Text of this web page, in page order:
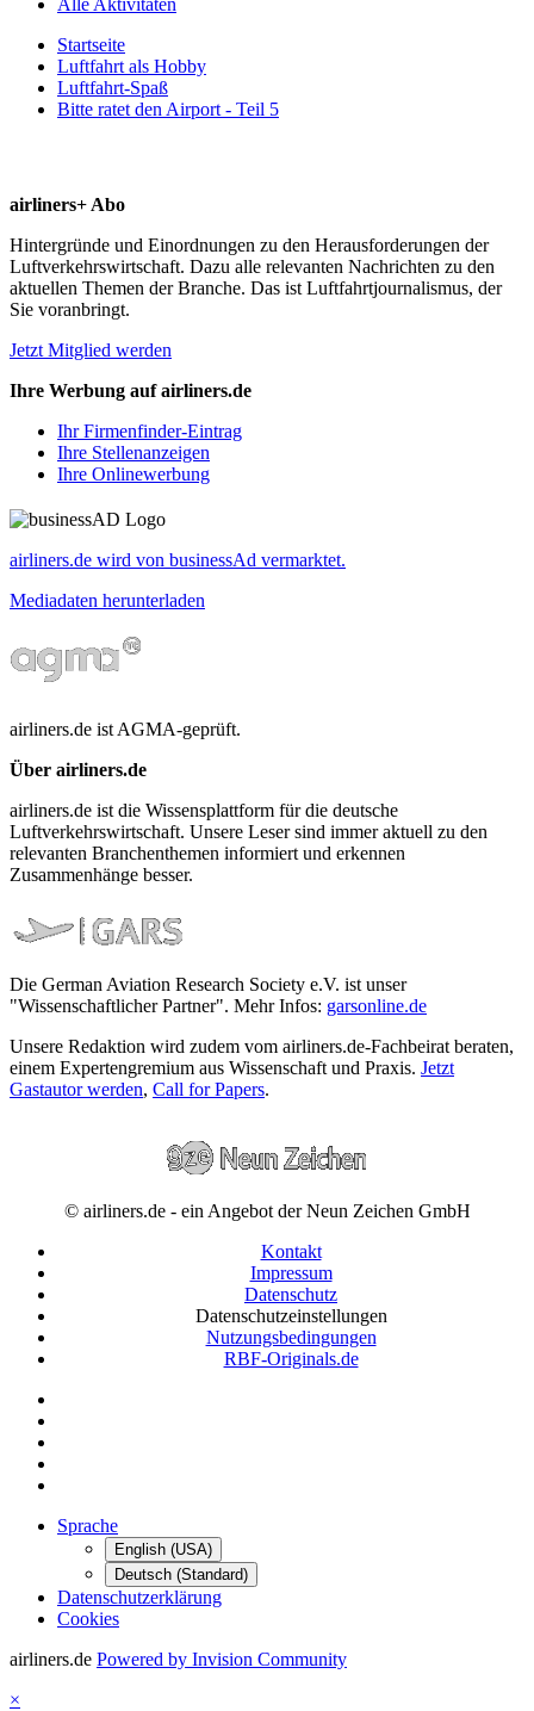
Startseite
Luftfahrt als Hobby
Luftfahrt-Spaß
Bitte ratet den Airport - Teil 5
airliners+ Abo
Hintergründe und Einordnungen zu den Herausforderungen der
Luftverkehrswirtschaft. Dazu alle relevanten Nachrichten zu den
aktuellen Themen der Branche. Das ist Luftfahrtjournalismus, der
Sie voranbringt.
Jetzt Mitglied werden
Ihre Werbung auf airliners.de
Ihr Firmenfinder-Eintrag
Ihre Stellenanzeigen
Ihre Onlinewerbung
airliners.de wird von businessAd vermarktet.
Mediadaten herunterladen
airliners.de ist AGMA-geprüft.
Über airliners.de
airliners.de ist die Wissensplattform für die deutsche
Luftverkehrswirtschaft. Unsere Leser sind immer aktuell zu den
relevanten Branchenthemen informiert und erkennen
Zusammenhänge besser.
Die German Aviation Research Society e.V. ist unser
"Wissenschaftlicher Partner". Mehr Infos: garsonline.de
Unsere Redaktion wird zudem vom airliners.de-Fachbeirat beraten,
einem Expertengremium aus Wissenschaft und Praxis. Jetzt
Gastautor werden, Call for Papers.
© airliners.de - ein Angebot der Neun Zeichen GmbH
Kontakt
Impressum
Datenschutz
Datenschutzeinstellungen
Nutzungsbedingungen
RBF-Originals.de
Sprache
English (USA)
Deutsch (Standard)
Datenschutzerklärung
Cookies
airliners.de Powered by Invision Community
×